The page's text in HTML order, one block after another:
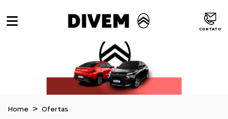
CONTATO
Home Ofertas